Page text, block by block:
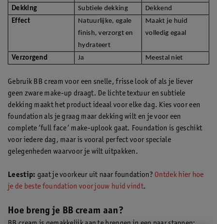
Dekking
Subtiele dekking
Dekkend
Effect
Natuurlijke, egale
finish, verzorgt en
hydrateert
Maakt je huid
volledig egaal
Verzorgend Ja Meestal niet
Gebruik BB cream voor een snelle, frisse look of als je liever
geen zware make-up draagt. De lichte textuur en subtiele
dekking maakt het product ideaal voor elke dag. Kies voor een
foundation als je graag maar dekking wilt en je voor een
complete ‘full face’ make-uplook gaat. Foundation is geschikt
voor iedere dag, maar is vooral perfect voor speciale
gelegenheden waarvoor je wilt uitpakken.
Leestip: gaat je voorkeur uit naar foundation? Ontdek hier hoe
je de beste foundation voor jouw huid vindt.
Hoe breng je BB cream aan?